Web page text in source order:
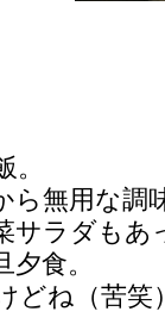
ら無用な調
サラダもあ
食。
どね（苦笑